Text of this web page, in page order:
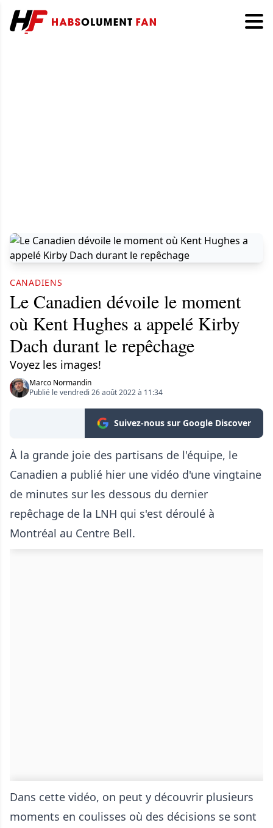
CANADIENS
Le Canadien dévoile le moment
où Kent Hughes a appelé Kirby
Dach durant le repêchage
Voyez les images!
Marco Normandin
Publié le vendredi 26 août 2022 à 11:34
Suivez-nous sur Google Discover
À la grande joie des partisans de l'équipe, le
Canadien a publié hier une vidéo d'une vingtaine
de minutes sur les dessous du dernier
repêchage de la LNH qui s'est déroulé à
Montréal au Centre Bell.
Dans cette vidéo, on peut y découvrir plusieurs
moments en coulisses où des décisions se sont